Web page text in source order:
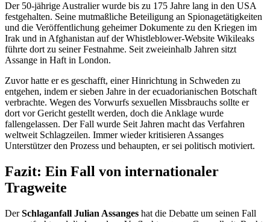
Der 50-jährige Australier wurde bis zu 175 Jahre lang in den USA
festgehalten. Seine mutmaßliche Beteiligung an Spionagetätigkeiten
und die Veröffentlichung geheimer Dokumente zu den Kriegen im
Irak und in Afghanistan auf der Whistleblower-Website Wikileaks
führte dort zu seiner Festnahme. Seit zweieinhalb Jahren sitzt
Assange in Haft in London.
Zuvor hatte er es geschafft, einer Hinrichtung in Schweden zu
entgehen, indem er sieben Jahre in der ecuadorianischen Botschaft
verbrachte. Wegen des Vorwurfs sexuellen Missbrauchs sollte er
dort vor Gericht gestellt werden, doch die Anklage wurde
fallengelassen. Der Fall wurde Seit Jahren macht das Verfahren
weltweit Schlagzeilen. Immer wieder kritisieren Assanges
Unterstützer den Prozess und behaupten, er sei politisch motiviert.
Fazit: Ein Fall von internationaler
Tragweite
DerSchlaganfall Julian Assanges hat die Debatte um seinen Fall